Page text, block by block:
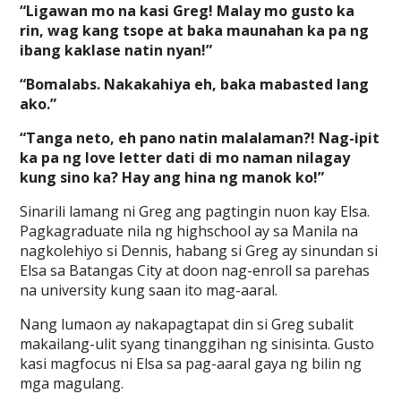
“Ligawan mo na kasi Greg! Malay mo gusto ka
rin, wag kang tsope at baka maunahan ka pa ng
ibang kaklase natin nyan!”
“Bomalabs. Nakakahiya eh, baka mabasted lang
ako.”
“Tanga neto, eh pano natin malalaman?! Nag-ipit
ka pa ng love letter dati di mo naman nilagay
kung sino ka? Hay ang hina ng manok ko!”
Sinarili lamang ni Greg ang pagtingin nuon kay Elsa.
Pagkagraduate nila ng highschool ay sa Manila na
nagkolehiyo si Dennis, habang si Greg ay sinundan si
Elsa sa Batangas City at doon nag-enroll sa parehas
na university kung saan ito mag-aaral.
Nang lumaon ay nakapagtapat din si Greg subalit
makailang-ulit syang tinanggihan ng sinisinta. Gusto
kasi magfocus ni Elsa sa pag-aaral gaya ng bilin ng
mga magulang.